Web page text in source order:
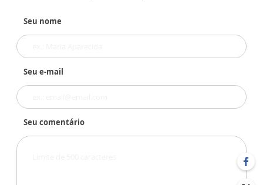
Seu nome
Seu e-mail
Seu comentário